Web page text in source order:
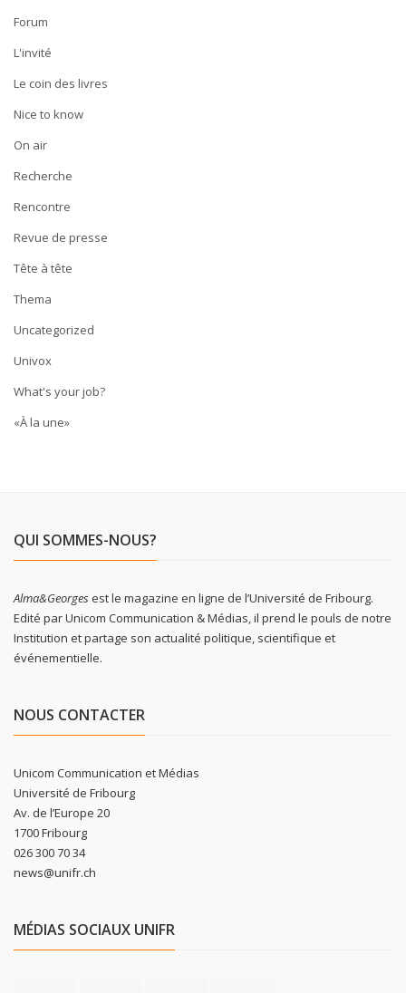
Forum
L'invité
Le coin des livres
Nice to know
On air
Recherche
Rencontre
Revue de presse
Tête à tête
Thema
Uncategorized
Univox
What's your job?
«À la une»
QUI SOMMES-NOUS?
Alma&Georgesest le magazine en ligne de l’Université de Fribourg.
Edité par Unicom Communication & Médias, il prend le pouls de notre
Institution et partage son actualité politique, scientifique et
événementielle.
NOUS CONTACTER
Unicom Communication et Médias
Université de Fribourg
Av. de l’Europe 20
1700 Fribourg
026 300 70 34
news@unifr.ch
MÉDIAS SOCIAUX UNIFR